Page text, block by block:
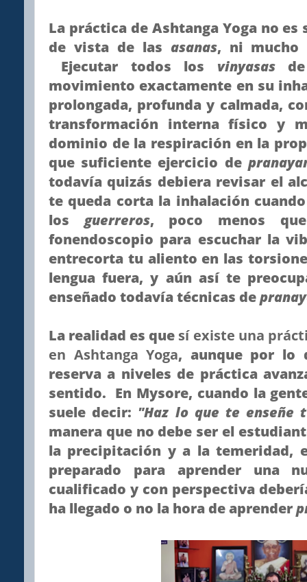
La práctica de Ashtanga Yoga no
de vista de las asanas, ni mucho
Ejecutar todos los vinyasas
movimiento exactamente en su
prolongada, profunda y calmada,
transformación interna físico y
dominio de la respiración en la
que suficiente ejercicio de
todavía quizás debiera revisar el
te queda corta la inhalación
los guerreros, poco menos
fonendoscopio para escuchar la
entrecorta tu aliento en las
lengua fuera, y aún así te
enseñado todavía técnicas de
La realidad es que sí existe una
en Ashtanga Yoga, aunque por lo
reserva a niveles de práctica
sentido. En Mysore, cuando la
suele decir: "Haz lo que te enseñe
manera que no debe ser el
la precipitación y a la temeridad,
preparado para aprender una
cualificado y con perspectiva
ha llegado o no la hora de aprender